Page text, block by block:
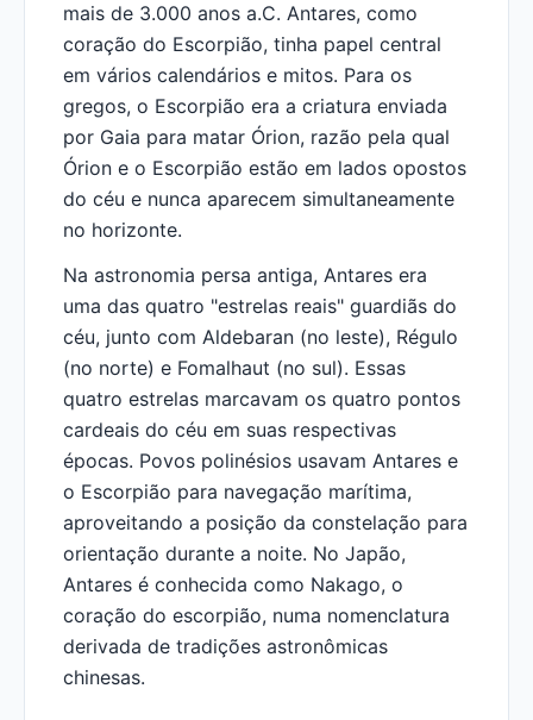
mais de 3.000 anos a.C. Antares, como
coração do Escorpião, tinha papel central
em vários calendários e mitos. Para os
gregos, o Escorpião era a criatura enviada
por Gaia para matar Órion, razão pela qual
Órion e o Escorpião estão em lados opostos
do céu e nunca aparecem simultaneamente
no horizonte.
Na astronomia persa antiga, Antares era
uma das quatro "estrelas reais" guardiãs do
céu, junto com Aldebaran (no leste), Régulo
(no norte) e Fomalhaut (no sul). Essas
quatro estrelas marcavam os quatro pontos
cardeais do céu em suas respectivas
épocas. Povos polinésios usavam Antares e
o Escorpião para navegação marítima,
aproveitando a posição da constelação para
orientação durante a noite. No Japão,
Antares é conhecida como Nakago, o
coração do escorpião, numa nomenclatura
derivada de tradições astronômicas
chinesas.